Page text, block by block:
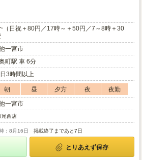
（日祝＋80円／17時～＋50円／7～8時＋30
一宮市
町駅 車 6分
3時間以上
朝 昼 夕方 夜
夜勤
一宮市
尾西店
：8月16日 掲載終了まであと7日
とりあえず保存